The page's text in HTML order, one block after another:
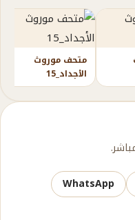
متحف موروث
الأجداد_15
WhatsApp